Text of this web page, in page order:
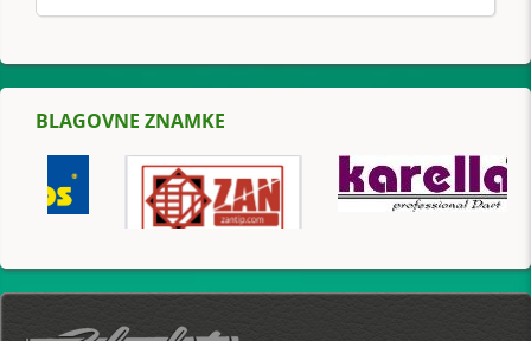
BLAGOVNE ZNAMKE